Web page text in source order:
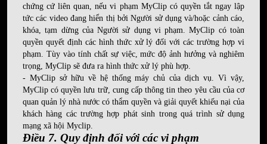
chứng cứ liên quan, nếu vi phạm MyClip có quyền tắt ngay lập
tức các video đang hiển thị bởi Người sử dụng và/hoặc cảnh cáo,
khóa, tạm dừng của Người sử dụng vi phạm. MyClip có toàn
quyền quyết định các hình thức xử lý đối với các trường hợp vi
phạm. Tùy vào tính chất sự việc, mức độ ảnh hưởng và nghiêm
trọng, MyClip sẽ đưa ra hình thức xử lý phù hợp.
- MyClip sở hữu về hệ thống máy chủ của dịch vụ. Vì vậy,
MyClip có quyền lưu trữ, cung cấp thông tin theo yêu cầu của cơ
quan quản lý nhà nước có thẩm quyền và giải quyết khiếu nại của
khách hàng các trường hợp phát sinh trong quá trình sử dụng
mạng xã hội Myclip.
Điều 7. Quy định đối với các vi phạm